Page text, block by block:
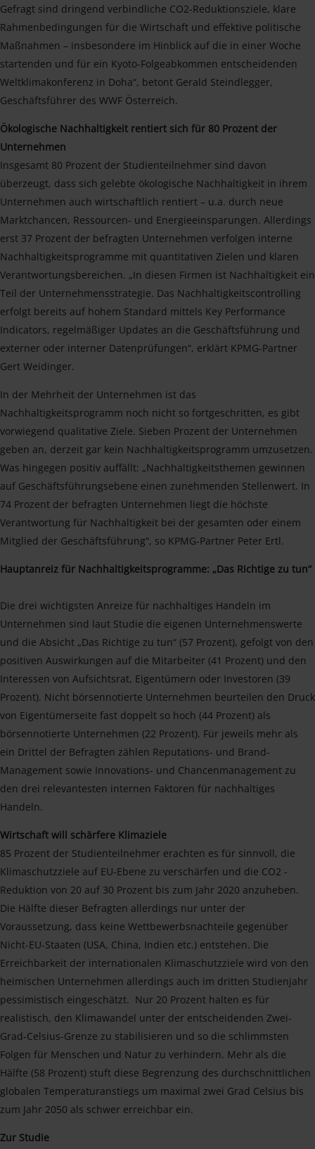
Gefragt sind dringend verbindliche CO2-Reduktionsziele, klare
Rahmenbedingungen für die Wirtschaft und effektive politische
Maßnahmen – insbesondere im Hinblick auf die in einer Woche
startenden und für ein Kyoto-Folgeabkommen entscheidenden
Weltklimakonferenz in Doha“, betont Gerald Steindlegger,
Geschäftsführer des WWF Österreich.
Ökologische Nachhaltigkeit rentiert sich für 80 Prozent der
Unternehmen
Insgesamt 80 Prozent der Studienteilnehmer sind davon
überzeugt, dass sich gelebte ökologische Nachhaltigkeit in ihrem
Unternehmen auch wirtschaftlich rentiert – u.a. durch neue
Marktchancen, Ressourcen- und Energieeinsparungen. Allerdings
erst 37 Prozent der befragten Unternehmen verfolgen interne
Nachhaltigkeitsprogramme mit quantitativen Zielen und klaren
Verantwortungsbereichen. „In diesen Firmen ist Nachhaltigkeit ein
Teil der Unternehmensstrategie. Das Nachhaltigkeitscontrolling
erfolgt bereits auf hohem Standard mittels Key Performance
Indicators, regelmäßiger Updates an die Geschäftsführung und
externer oder interner Datenprüfungen“, erklärt KPMG-Partner
Gert Weidinger.
In der Mehrheit der Unternehmen ist das
Nachhaltigkeitsprogramm noch nicht so fortgeschritten, es gibt
vorwiegend qualitative Ziele. Sieben Prozent der Unternehmen
geben an, derzeit gar kein Nachhaltigkeitsprogramm umzusetzen.
Was hingegen positiv auffällt: „Nachhaltigkeitsthemen gewinnen
auf Geschäftsführungsebene einen zunehmenden Stellenwert. In
74 Prozent der befragten Unternehmen liegt die höchste
Verantwortung für Nachhaltigkeit bei der gesamten oder einem
Mitglied der Geschäftsführung“, so KPMG-Partner Peter Ertl.
Hauptanreiz für Nachhaltigkeitsprogramme: „Das Richtige zu tun“
Die drei wichtigsten Anreize für nachhaltiges Handeln im
Unternehmen sind laut Studie die eigenen Unternehmenswerte
und die Absicht „Das Richtige zu tun“ (57 Prozent), gefolgt von den
positiven Auswirkungen auf die Mitarbeiter (41 Prozent) und den
Interessen von Aufsichtsrat, Eigentümern oder Investoren (39
Prozent). Nicht börsennotierte Unternehmen beurteilen den Druck
von Eigentümerseite fast doppelt so hoch (44 Prozent) als
börsennotierte Unternehmen (22 Prozent). Für jeweils mehr als
ein Drittel der Befragten zählen Reputations- und Brand-
Management sowie Innovations- und Chancenmanagement zu
den drei relevantesten internen Faktoren für nachhaltiges
Handeln.
Wirtschaft will schärfere Klimaziele
85 Prozent der Studienteilnehmer erachten es für sinnvoll, die
Klimaschutzziele auf EU-Ebene zu verschärfen und die CO2 -
Reduktion von 20 auf 30 Prozent bis zum Jahr 2020 anzuheben.
Die Hälfte dieser Befragten allerdings nur unter der
Voraussetzung, dass keine Wettbewerbsnachteile gegenüber
Nicht-EU-Staaten (USA, China, Indien etc.) entstehen. Die
Erreichbarkeit der internationalen Klimaschutzziele wird von den
heimischen Unternehmen allerdings auch im dritten Studienjahr
pessimistisch eingeschätzt. Nur 20 Prozent halten es für
realistisch, den Klimawandel unter der entscheidenden Zwei-
Grad-Celsius-Grenze zu stabilisieren und so die schlimmsten
Folgen für Menschen und Natur zu verhindern. Mehr als die
Hälfte (58 Prozent) stuft diese Begrenzung des durchschnittlichen
globalen Temperaturanstiegs um maximal zwei Grad Celsius bis
zum Jahr 2050 als schwer erreichbar ein.
Zur Studie